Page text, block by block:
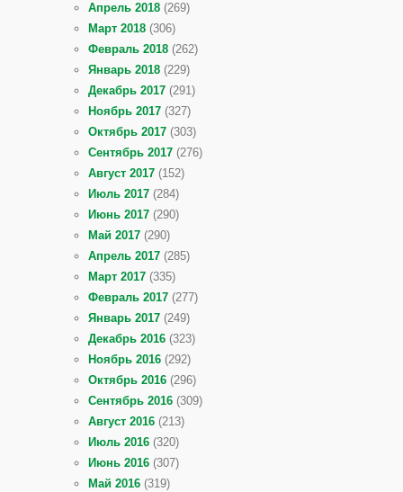
Апрель 2018 (269)
Март 2018 (306)
Февраль 2018 (262)
Январь 2018 (229)
Декабрь 2017 (291)
Ноябрь 2017 (327)
Октябрь 2017 (303)
Сентябрь 2017 (276)
Август 2017 (152)
Июль 2017 (284)
Июнь 2017 (290)
Май 2017 (290)
Апрель 2017 (285)
Март 2017 (335)
Февраль 2017 (277)
Январь 2017 (249)
Декабрь 2016 (323)
Ноябрь 2016 (292)
Октябрь 2016 (296)
Сентябрь 2016 (309)
Август 2016 (213)
Июль 2016 (320)
Июнь 2016 (307)
Май 2016 (319)